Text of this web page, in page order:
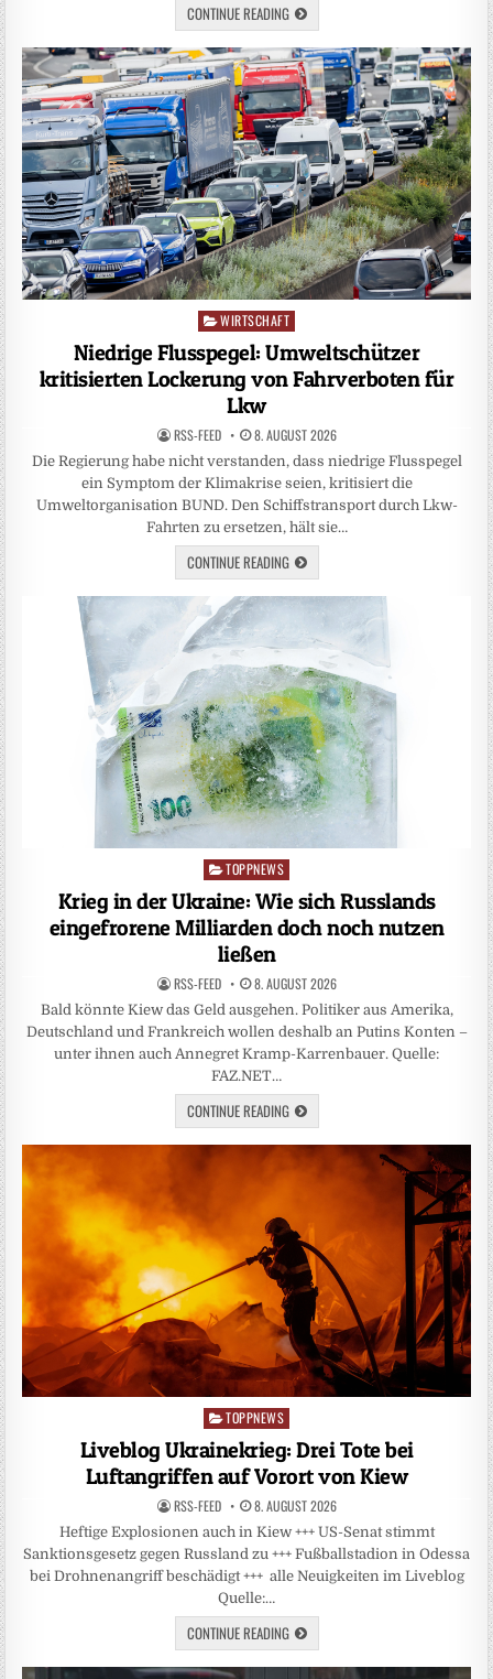
CONTINUE READING
Posted
WIRTSCHAFT
Niedrige Flusspegel: Umweltschützer
kritisierten Lockerung von Fahrverboten für
Lkw
RSS-FEED 8. AUGUST 2026
Die Regierung habe nicht verstanden, dass niedrige Flusspegel
ein Symptom der Klimakrise seien, kritisiert die
Umweltorganisation BUND. Den Schiffstransport durch Lkw-
Fahrten zu ersetzen, hält sie…
CONTINUE READING
Posted
TOPPNEWS
Krieg in der Ukraine: Wie sich Russlands
eingefrorene Milliarden doch noch nutzen
ließen
RSS-FEED 8. AUGUST 2026
Bald könnte Kiew das Geld ausgehen. Politiker aus Amerika,
Deutschland und Frankreich wollen deshalb an Putins Konten –
unter ihnen auch Annegret Kramp-Karrenbauer. Quelle:
FAZ.NET…
CONTINUE READING
Posted
in
TOPPNEWS
Liveblog Ukrainekrieg: Drei Tote bei
Luftangriffen auf Vorort von Kiew
RSS-FEED 8. AUGUST 2026
Heftige Explosionen auch in Kiew +++ US-Senat stimmt
Sanktionsgesetz gegen Russland zu +++ Fußballstadion in Odessa
bei Drohnenangriff beschädigt +++ alle Neuigkeiten im Liveblog
Quelle:…
CONTINUE READING